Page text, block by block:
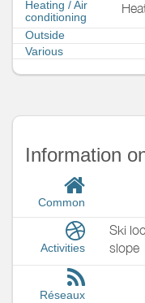
Heating / Air
conditioning
Outside
Various
Information
Common
Activities
Ski
slope
Réseaux